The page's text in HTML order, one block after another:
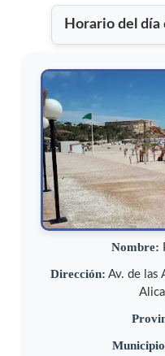
Horario del día
Nombre:
Dirección: Av. de las